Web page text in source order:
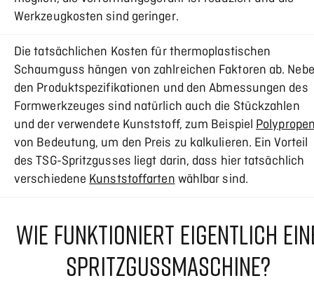
Werkzeugkosten sind geringer.
Die tatsächlichen Kosten für thermoplastischen
Schaumguss hängen von zahlreichen Faktoren ab.
den Produktspezifikationen und den Abmessungen des
Formwerkzeuges sind natürlich auch die Stückzahlen
und der verwendete Kunststoff, zum Beispiel
von Bedeutung, um den Preis zu kalkulieren. Ein Vorteil
des TSG-Spritzgusses liegt darin, dass hier tatsächlich
verschiedeneKunststoffartenwählbar sind.
WIE FUNKTIONIERT EIGENTLICH
SPRITZGUSSMASCHINE?